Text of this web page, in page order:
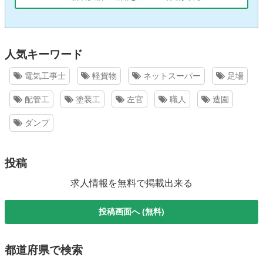
人気キーワード
電気工事士 軽貨物 ネットスーパー 足場
配管工 塗装工 左官 職人 造園
ダンプ
投稿
求人情報を無料で掲載出来る
投稿画面へ (無料)
都道府県で検索